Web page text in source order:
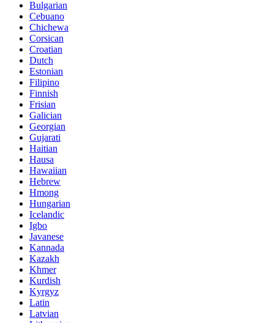
Bulgarian
Cebuano
Chichewa
Corsican
Croatian
Dutch
Estonian
Filipino
Finnish
Frisian
Galician
Georgian
Gujarati
Haitian
Hausa
Hawaiian
Hebrew
Hmong
Hungarian
Icelandic
Igbo
Javanese
Kannada
Kazakh
Khmer
Kurdish
Kyrgyz
Latin
Latvian